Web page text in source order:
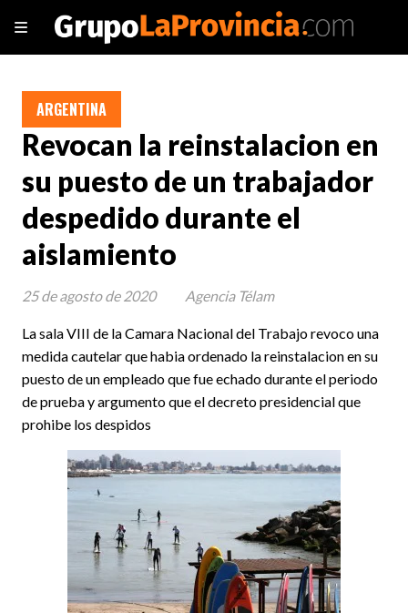
Revocan la reinstalacion en
su puesto de un trabajador
despedido durante el
aislamiento
La sala VIII de la Camara Nacional del Trabajo revoco una
medida cautelar que habia ordenado la reinstalacion en su
puesto de un empleado que fue echado durante el periodo
de prueba y argumento que el decreto presidencial que
prohibe los despidos
ARGENTINA
25 de agosto de 2020 Agencia Télam